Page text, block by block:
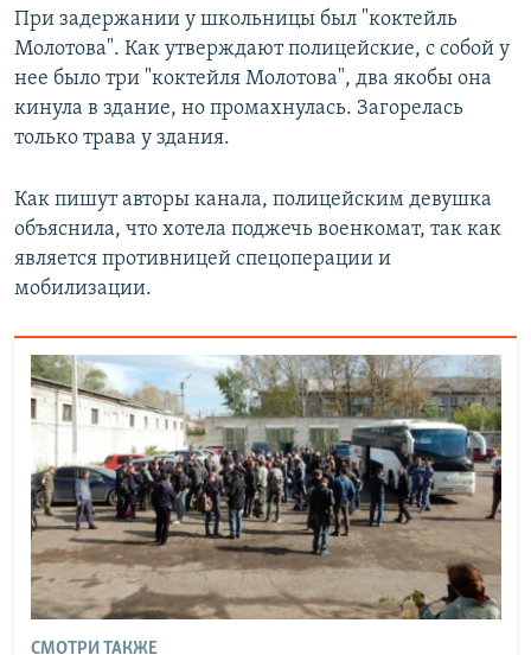
При задержании у школьницы был "коктейль
Молотова". Как утверждают полицейские, с собой у
нее было три "коктейля Молотова", два якобы она
кинула в здание, но промахнулась. Загорелась
только трава у здания.
Как пишут авторы канала, полицейским девушка
объяснила, что хотела поджечь военкомат, так как
является противницей спецоперации и
мобилизации.
СМОТРИ ТАКЖЕ